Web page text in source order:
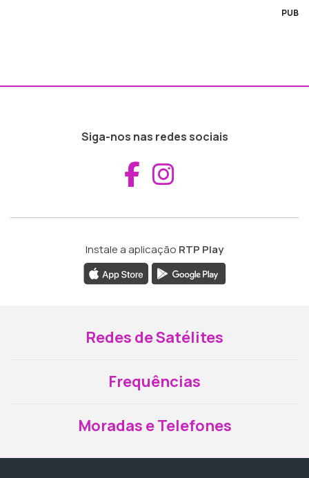
PUB
Siga-nos nas redes sociais
Aceder ao
Instale a aplicação RTP Play
Redes de Satélites
Frequências
Moradas e Telefones